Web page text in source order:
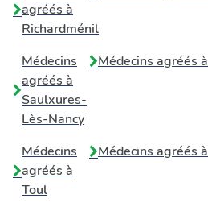
agréés à
Richardménil
Médecins
agréés à
Saulxures-
Lès-Nancy
Médecins agréés à
Médecins
agréés à
Toul
Médecins agréés à